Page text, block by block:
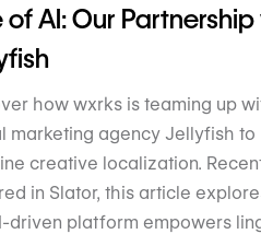
of AI: Our
how wxrks is teaming up
marketing agency Jellyfish to
creative localization.
in Slator, this article
driven platform empowers